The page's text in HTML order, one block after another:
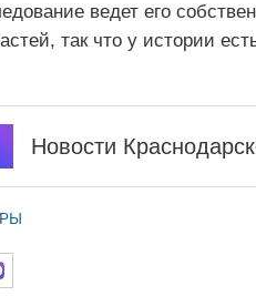
ведет его
так что у истории
Новости